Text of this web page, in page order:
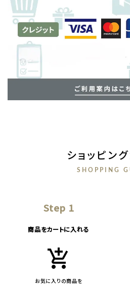
ショッピン
SHOPPING
Step 1
商品をカートに入れる
add_shopping_cart
お気に入りの商品を